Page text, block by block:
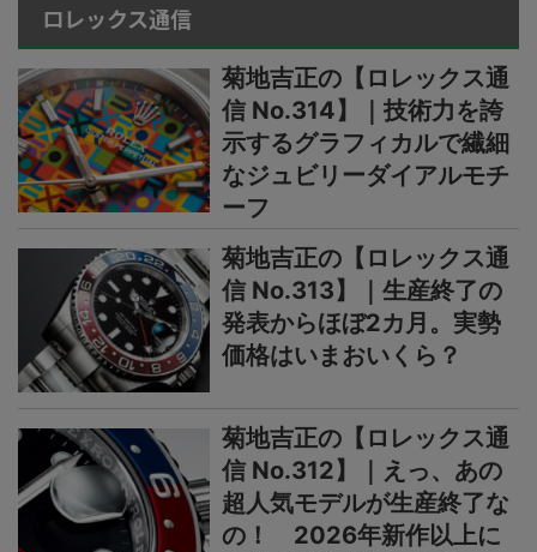
ロレックス通信
菊地吉正の【ロレックス通
信 No.314】｜技術力を誇
示するグラフィカルで繊細
なジュビリーダイアルモチ
ーフ
菊地吉正の【ロレックス通
信 No.313】｜生産終了の
発表からほぼ2カ月。実勢
価格はいまおいくら？
菊地吉正の【ロレックス通
信 No.312】｜えっ、あの
超人気モデルが生産終了な
の！ 2026年新作以上に